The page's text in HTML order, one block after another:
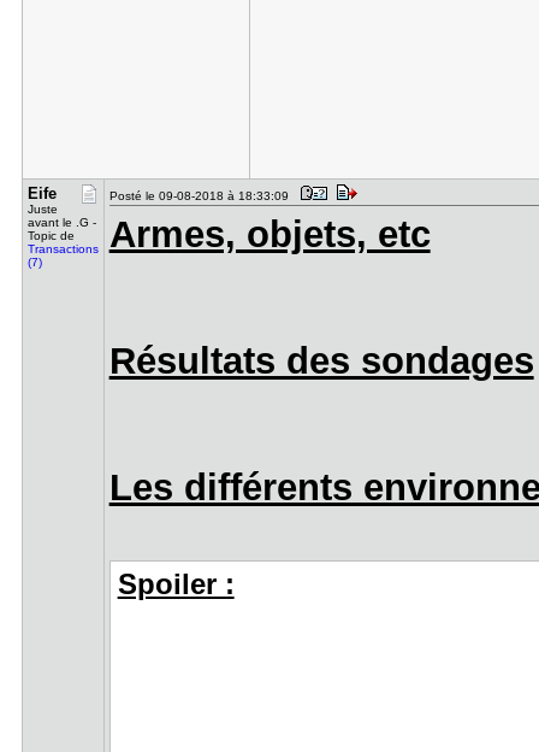
Eife
Juste
avant le .G -
Topic de
Transactions
(7)
Posté le 09-08-2018 à 18:33:09
Armes, objets, etc
Résultats des sondages
Les différents
Spoiler :